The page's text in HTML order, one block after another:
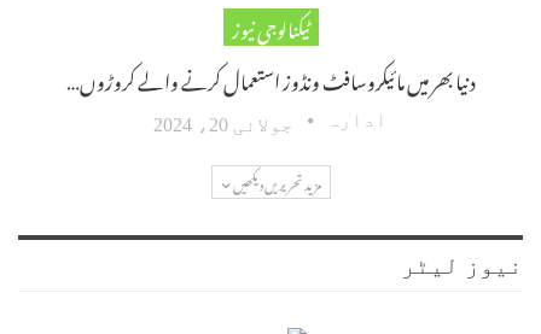
ٹیکنالوجی نیوز
دنیا بھر میں مائیکروسافٹ ونڈوز استعمال کرنے والے کروڑوں…
ادارہ جولائی 20، 2024
مزید تحریریں دیکھیں
نیوز لیٹر